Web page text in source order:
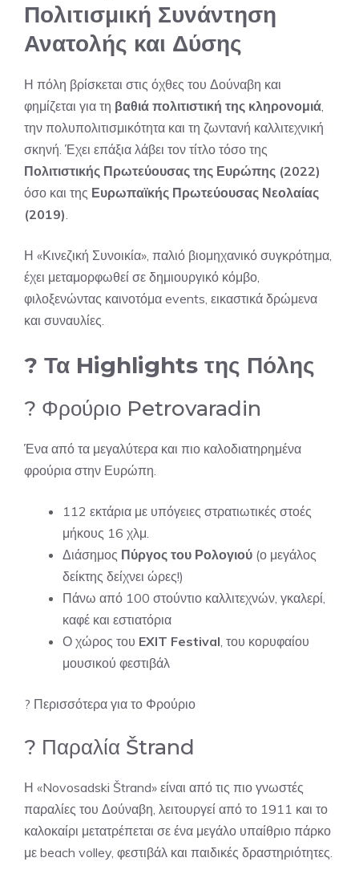
Πολιτισμική Συνάντηση
Ανατολής και Δύσης
Η πόλη βρίσκεται στις όχθες του Δούναβη και
φημίζεται για τη βαθιά πολιτιστική της κληρονομιά,
την πολυπολιτισμικότητα και τη ζωντανή καλλιτεχνική
σκηνή. Έχει επάξια λάβει τον τίτλο τόσο της
Πολιτιστικής Πρωτεύουσας της Ευρώπης (2022)
όσο και της Ευρωπαϊκής Πρωτεύουσας Νεολαίας
(2019).
Η «Κινεζική Συνοικία», παλιό βιομηχανικό συγκρότημα,
έχει μεταμορφωθεί σε δημιουργικό κόμβο,
φιλοξενώντας καινοτόμα events, εικαστικά δρώμενα
και συναυλίες.
? Τα Highlights της Πόλης
? Φρούριο Petrovaradin
Ένα από τα μεγαλύτερα και πιο καλοδιατηρημένα
φρούρια στην Ευρώπη.
112 εκτάρια με υπόγειες στρατιωτικές στοές
μήκους 16 χλμ.
Διάσημος Πύργος του Ρολογιού (ο μεγάλος
δείκτης δείχνει ώρες!)
Πάνω από 100 στούντιο καλλιτεχνών, γκαλερί,
καφέ και εστιατόρια
Ο χώρος του EXIT Festival, του κορυφαίου
μουσικού φεστιβάλ
? Περισσότερα για το Φρούριο
? Παραλία Štrand
Η «Novosadski Štrand» είναι από τις πιο γνωστές
παραλίες του Δούναβη, λειτουργεί από το 1911 και το
καλοκαίρι μετατρέπεται σε ένα μεγάλο υπαίθριο πάρκο
με beach volley, φεστιβάλ και παιδικές δραστηριότητες.